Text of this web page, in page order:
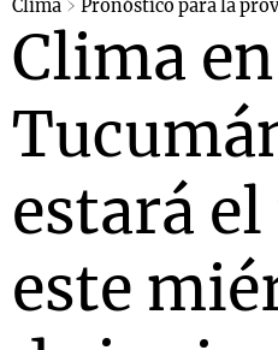
Clima Pronóstico para la
Clima en
estará
este